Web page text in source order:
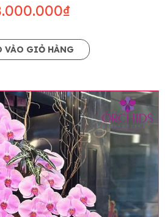
VÀO GIỎ HÀNG